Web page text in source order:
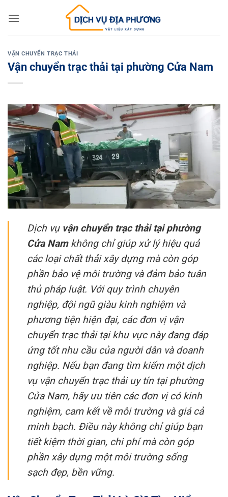
VẬN CHUYỂN TRẠC THẢI
Vận chuyển trạc thải tại phường Cửa Nam
Dịch vụ vận chuyển trạc thải tại phường
Cửa Namkhông chỉ giúp xử lý hiệu quả
các loại chất thải xây dựng mà còn góp
phần bảo vệ môi trường và đảm bảo tuân
thủ pháp luật. Với quy trình chuyên
nghiệp, đội ngũ giàu kinh nghiệm và
phương tiện hiện đại, các đơn vị vận
chuyển trạc thải tại khu vực này đang đáp
ứng tốt nhu cầu của người dân và doanh
nghiệp. Nếu bạn đang tìm kiếm một dịch
vụ vận chuyển trạc thải uy tín tại phường
Cửa Nam, hãy ưu tiên các đơn vị có kinh
nghiệm, cam kết về môi trường và giá cả
minh bạch. Điều này không chỉ giúp bạn
tiết kiệm thời gian, chi phí mà còn góp
phần xây dựng một môi trường sống
sạch đẹp, bền vững.